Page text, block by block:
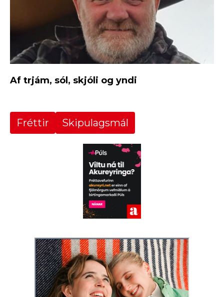
Af trjám, sól, skjóli og yndi
Fréttir Skipulagsmál